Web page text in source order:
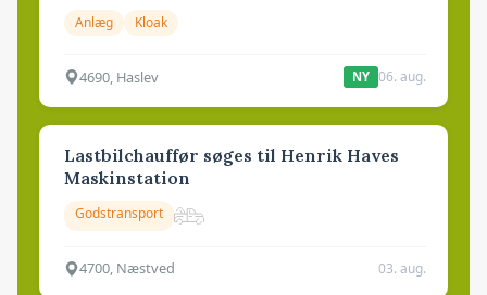
Anlæg Kloak
4690, Haslev NY 06. aug.
Lastbilchauffør søges til Henrik Haves
Maskinstation
Godstransport
4700, Næstved 03. aug.